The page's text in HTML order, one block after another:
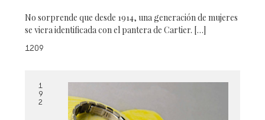
No sorprende que desde 1914, una generación de mujeres
se viera identificada con el pantera de Cartier. […]
1209
1
9
2